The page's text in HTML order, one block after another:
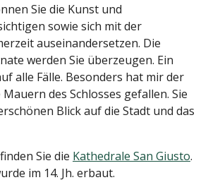
Sie die Kunst und
sowie sich mit der
auseinandersetzen. Die
werden Sie überzeugen. Ein
alle Fälle. Besonders hat mir der
des Schlosses gefallen. Sie
Blick auf die Stadt und das
Sie die Kathedrale San Giusto.
im 14. Jh. erbaut.